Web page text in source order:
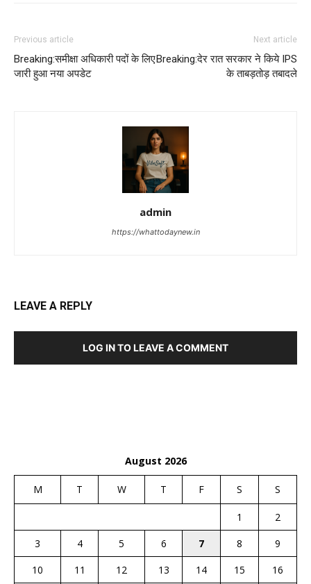
Previous article
Breaking:समीक्षा अधिकारी पदों के लिए
जारी हुआ नया अपडेट
Next article
Breaking:देर रात सरकार ने किये IPS
के ताबड़तोड़ तबादले
admin
https://whattodaynew.in
LEAVE A REPLY
LOG IN TO LEAVE A COMMENT
August 2026
M T W T F S S
1
2
3
4 5 6 7 8
9
10
11 12 13 14 15 16